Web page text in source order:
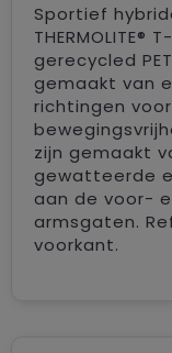
Sportief
gerecycled
gemaakt van
richtingen
zijn gemaakt
gewatteerde
aan de voor-
armsgaten.
voorkant.